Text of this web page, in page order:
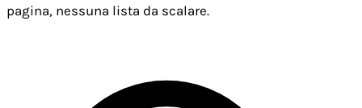
pagina, nessuna lista da scalare.